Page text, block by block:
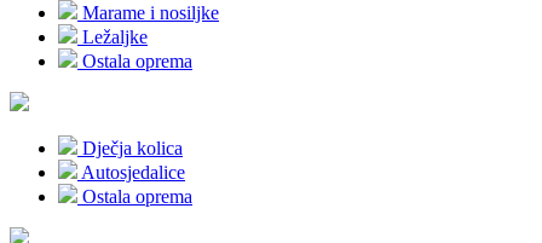
Marame i nosiljke
Ležaljke
Ostala oprema
Dječja kolica
Autosjedalice
Ostala oprema